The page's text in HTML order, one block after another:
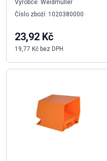
Výrobce: Weidmüller
Číslo zboží: 1020380000
23,92 Kč
19,77 Kč bez DPH